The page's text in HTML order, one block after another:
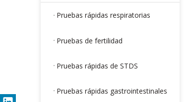
Pruebas rápidas respiratorias
Pruebas de fertilidad
Pruebas rápidas de STDS
Pruebas rápidas gastrointestinales